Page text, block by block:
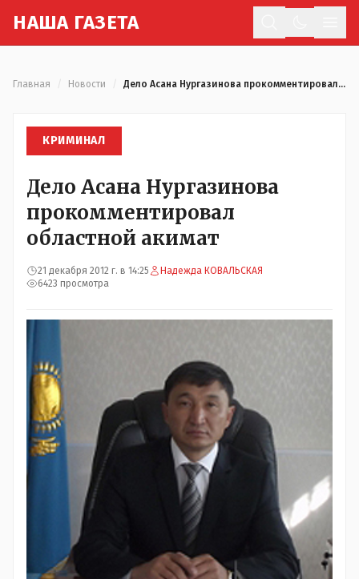
НАША ГАЗЕТА
Главная Новости Дело Асана Нургазинова прокомментировал областной акимат
КРИМИНАЛ
Дело Асана Нургазинова
прокомментировал
областной акимат
21 декабря 2012 г. в 14:25
Надежда КОВАЛЬСКАЯ
6423 просмотра